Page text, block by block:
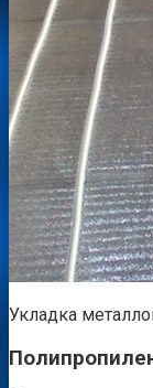
Укладка